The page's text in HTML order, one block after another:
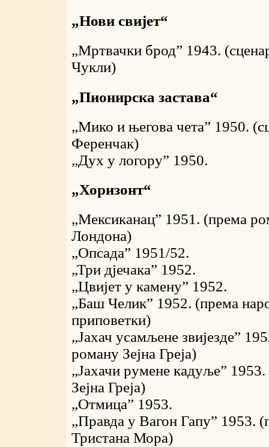
„Нови свијет“
„Мртвачки брод” 1943.
Чукли)
„Пионирска застава“
„Мико и његова чета” 1950.
Ференчак)
„Дух у логору” 1950.
„Хоризонт“
„Мексиканац” 1951. (према
Лондона)
„Опсада” 1951/52.
„Три дјечака” 1952.
„Цвијет у камену” 1952.
„Баш Челик” 1952. (према
приповетки)
„Јахач усамљене звијезде”
роману Зејна Греја)
„Јахачи румене кадуље”
Зејна Греја)
„Отмица” 1953.
„Правда у Вагон Гапу” 1953.
Тристана Мора)